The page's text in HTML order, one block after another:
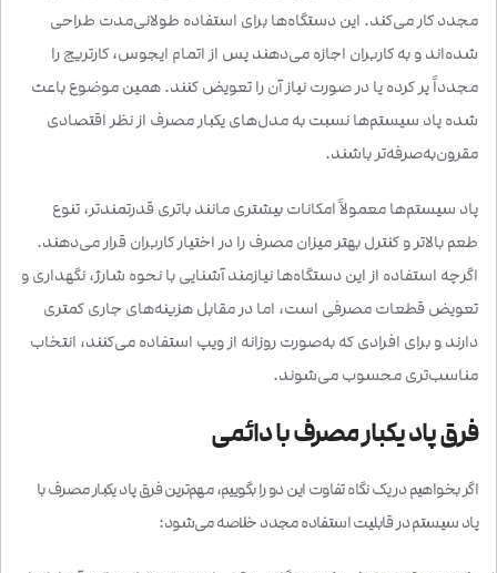
مجدد کار می‌کند. این دستگاه‌ها برای استفاده طولانی‌مدت طراحی
شده‌اند و به کاربران اجازه می‌دهند پس از اتمام ایجوس، کارتریج را
مجدداً پر کرده یا در صورت نیاز آن را تعویض کنند. همین موضوع باعث
شده پاد سیستم‌ها نسبت به مدل‌های یکبار مصرف از نظر اقتصادی
مقرون‌به‌صرفه‌تر باشند.
پاد سیستم‌ها معمولاً امکانات بیشتری مانند باتری قدرتمندتر، تنوع
طعم بالاتر و کنترل بهتر میزان مصرف را در اختیار کاربران قرار می‌دهند.
اگرچه استفاده از این دستگاه‌ها نیازمند آشنایی با نحوه شارژ، نگهداری و
تعویض قطعات مصرفی است، اما در مقابل هزینه‌های جاری کمتری
دارند و برای افرادی که به‌صورت روزانه از ویپ استفاده می‌کنند، انتخاب
مناسب‌تری محسوب می‌شوند.
فرق پاد یکبار مصرف با دائمی
اگر بخواهیم در یک نگاه تفاوت این دو را بگوییم، مهم‌ترین فرق پاد یکبار مصرف با
پاد سیستم در قابلیت استفاده مجدد خلاصه می‌شود: